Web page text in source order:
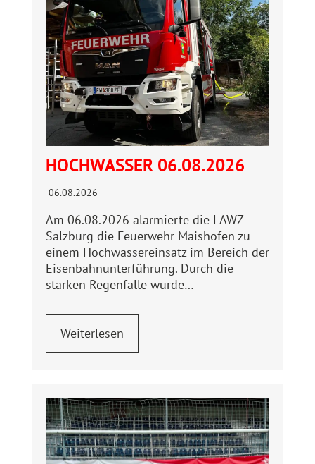
HOCHWASSER 06.08.2026
06.08.2026
Am 06.08.2026 alarmierte die LAWZ
Salzburg die Feuerwehr Maishofen zu
einem Hochwassereinsatz im Bereich der
Eisenbahnunterführung. Durch die
starken Regenfälle wurde…
Weiterlesen